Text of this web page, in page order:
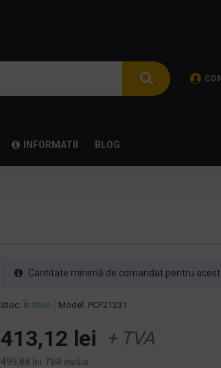
INFORMATII BLOG
Stoc: În Stoc Model: PCF21231
413,12 lei + TVA
499,88 lei TVA inclus
Cantitate minimă de comandat pentru